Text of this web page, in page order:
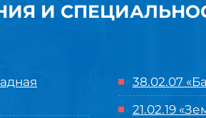
И
38.02.07
21.02.19